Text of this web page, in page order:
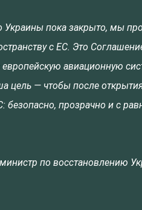
Украины пока закрыто, мы
с ЕС. Это
авиационную
цель — чтобы после
безопасно, прозрачно и с
по восстановлению